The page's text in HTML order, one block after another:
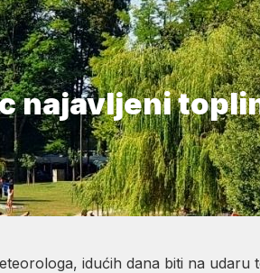
najavljeni
idućih dana biti na